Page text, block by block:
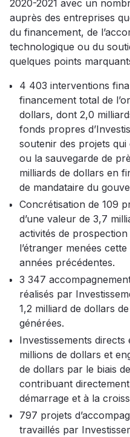
2020-2021 avec un
auprès des entreprises
du financement, de
technologique ou du
quelques points
4 403 interventions
financement total de
dollars, dont 2,0
fonds propres
soutenir des projets
ou la sauvegarde de
milliards de dollars en
de mandataire du
Concrétisation de 109
d’une valeur de 3,7
activités de prospection
l’étranger menées
années précédentes.
3 347
réalisés par
1,2 milliard de dollars
générées.
Investissements directs
millions de dollars et
de dollars par le biais
contribuant
démarrage et à la
797 projets
travaillés par